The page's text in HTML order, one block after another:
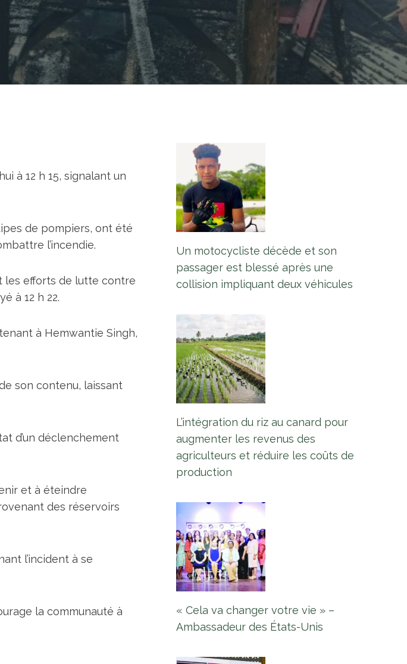
à 12 h 15, signalant un
de pompiers, ont été
l’incendie.
les efforts de lutte contre
à 12 h 22.
à Hemwantie Singh,
son contenu, laissant
d’un déclenchement
et à éteindre
des réservoirs
l’incident à se
la communauté à
Un motocycliste décède et son
passager est blessé après une
collision impliquant deux véhicules
L’intégration du riz au canard pour
augmenter les revenus des
agriculteurs et réduire les coûts de
production
« Cela va changer votre vie » –
Ambassadeur des États-Unis